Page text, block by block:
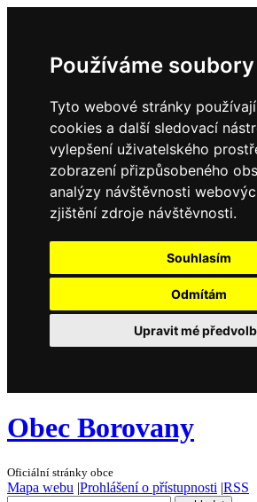
Používáme
Tyto webové stránky
cookies a další sledovací
vylepšení uživatelského
zobrazení přizpůsobeného
analýzy návštěvnosti
zjištění zdroje návštěvnosti.
Souhlasím
Odmítám
Upravit mé
Obec Borovany
Oficiální stránky obce
Mapa webu |Prohlášení o přístupnosti |RSS